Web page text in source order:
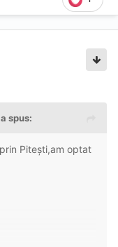
a spus:
Pitești,am optat